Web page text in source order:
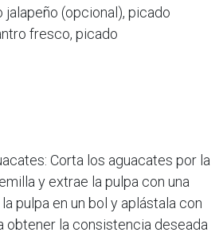
jalapeño (opcional), picado
fresco, picado
Corta los aguacates por la
y extrae la pulpa con una
pulpa en un bol y aplástala con
obtener la consistencia deseada